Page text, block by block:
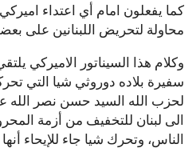
كما يفعلون امام أي اعتداء
محاولة لتحريض اللبنانين على
وكلام هذا السيناتور الاميركي
سفيرة بلاده دوروثي شيا التي
لحزب الله السيد حسن نصر الله
الى لبنان للتخفيف من أزمة
الناس، وتحرك شيا جاء للإيحاء